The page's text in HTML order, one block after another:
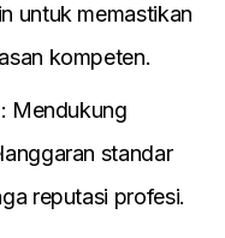
untuk memastikan
kompeten.
Mendukung
standar
reputasi profesi.